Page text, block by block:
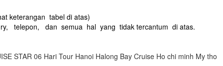
keterangan tabel di atas)
telepon, dan semua hal yang tidak tercantum di atas.
STAR 06 Hari Tour Hanoi Halong Bay Cruise Ho chi minh My tho